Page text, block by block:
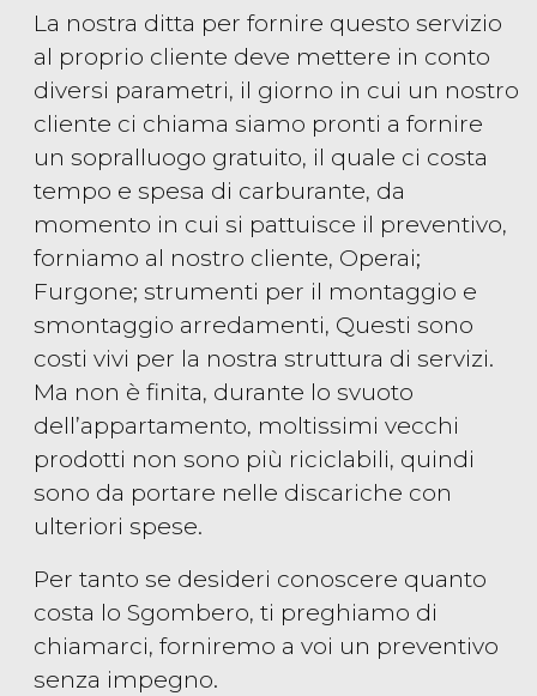
La nostra ditta per fornire questo servizio
al proprio cliente deve mettere in conto
diversi parametri, il giorno in cui un nostro
cliente ci chiama siamo pronti a fornire
un sopralluogo gratuito, il quale ci costa
tempo e spesa di carburante, da
momento in cui si pattuisce il preventivo,
forniamo al nostro cliente, Operai;
Furgone; strumenti per il montaggio e
smontaggio arredamenti, Questi sono
costi vivi per la nostra struttura di servizi.
Ma non è finita, durante lo svuoto
dell’appartamento, moltissimi vecchi
prodotti non sono più riciclabili, quindi
sono da portare nelle discariche con
ulteriori spese.
Per tanto se desideri conoscere quanto
costa lo Sgombero, ti preghiamo di
chiamarci, forniremo a voi un preventivo
senza impegno.